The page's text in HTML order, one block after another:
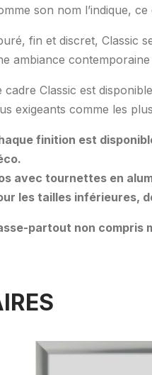
son nom l’indique,
fin et discret, Classic
ambiance
cadre Classic est
exigeants comme les
finition est
avec tournettes en
les tailles inférieures,
partout non compris